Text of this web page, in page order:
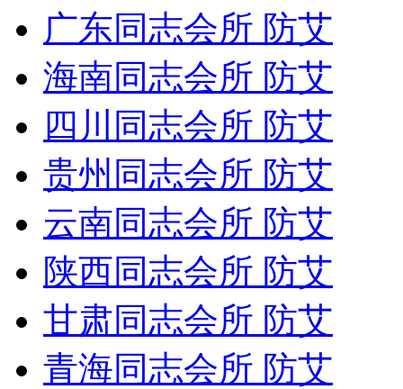
广东同志会所 防艾
海南同志会所 防艾
四川同志会所 防艾
贵州同志会所 防艾
云南同志会所 防艾
陕西同志会所 防艾
甘肃同志会所 防艾
青海同志会所 防艾